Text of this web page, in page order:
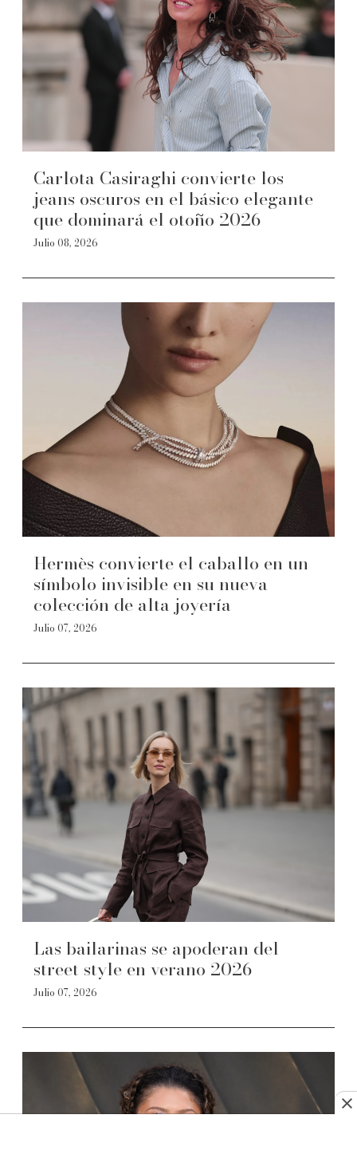
Carlota Casiraghi convierte los
jeans oscuros en el básico elegante
que dominará el otoño 2026
Julio 08, 2026
Hermès convierte el caballo en un
símbolo invisible en su nueva
colección de alta joyería
Julio 07, 2026
Las bailarinas se apoderan del
street style en verano 2026
Julio 07, 2026